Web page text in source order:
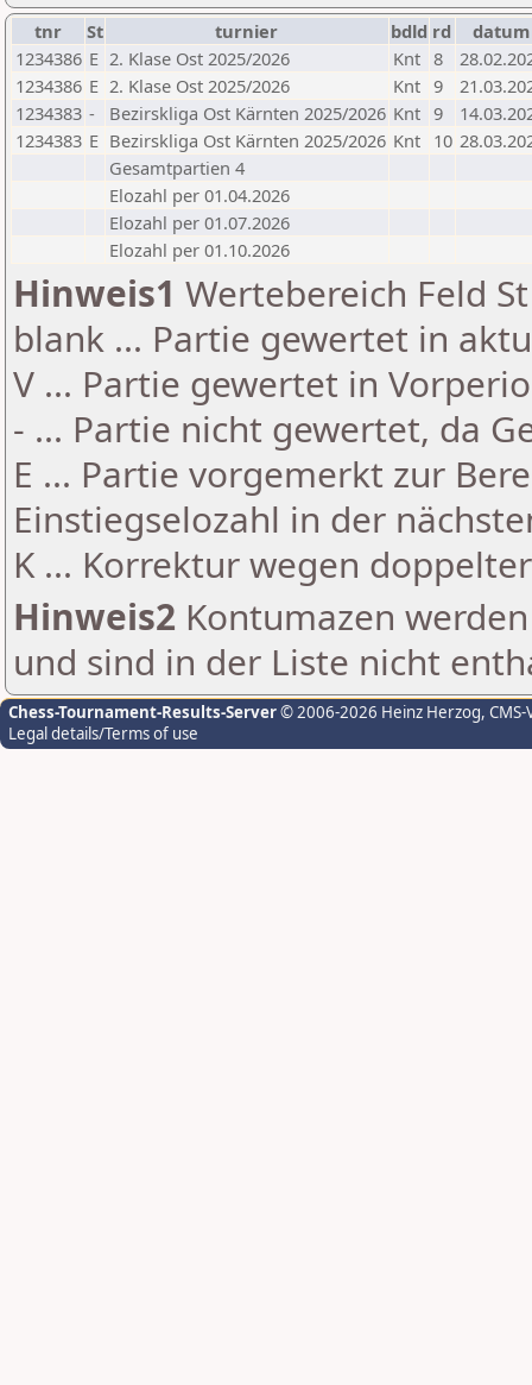
tnr St turnier bdld rd
datum
1234386 E 2. Klase Ost 2025/2026 Knt 8
1234386 E 2. Klase Ost 2025/2026 Knt 9
1234383 - Bezirskliga Ost Kärnten 2025/2026 Knt 9
1234383 E Bezirskliga Ost Kärnten 2025/2026 Knt 10
Gesamtpartien 4
Elozahl per 01.04.2026
Elozahl per 01.07.2026
Elozahl per 01.10.2026
Hinweis1 Wertebereich Feld
blank ... Partie gewertet in
V ... Partie gewertet in
- ... Partie nicht gewertet, da
E ... Partie vorgemerkt zur
Einstiegselozahl in der
K ... Korrektur wegen
Hinweis2 Kontumazen
und sind in der Liste nicht
Chess-Tournament-Results-Server© 2006-2026 Heinz Herzog,
Legal details/Terms of use